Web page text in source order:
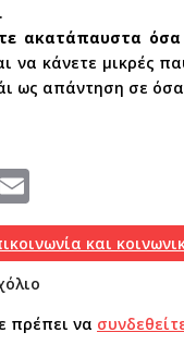
ακατάπαυστα όσα
να κάνετε μικρές
ως απάντηση σε όσα
m
ai
l
και
πρέπει να